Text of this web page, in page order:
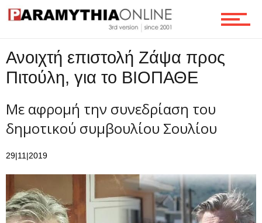
Ανοιχτή επιστολή Ζάψα προς
Πιτούλη, για το ΒΙOΠΑΘΕ
Με αφρομή την συνεδρίαση του
δημοτικού συμβουλίου Σουλίου
29|11|2019